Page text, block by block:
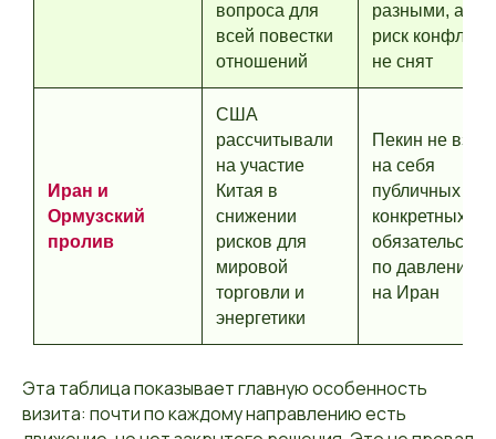
вопроса для
всей повестки
отношений
разными, а
риск
не снят
Иран и
Ормузский
пролив
США
рассчитывали
на участие
Китая в
снижении
рисков для
мировой
торговли и
энергетики
Пекин не взял
на себя
публичных
конкретных
обязательств
по давлению
на Иран
Эта таблица показывает главную особенность
визита: почти по каждому направлению есть